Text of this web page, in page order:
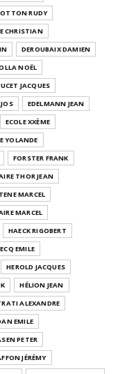
RUDY
CHRISTIAN
DEROUBAIX DAMIEN
NOËL
JACQUES
EDELMANN JEAN
ECOLE XXÈME
YOLANDE
FORSTER FRANK
THOR JEAN
MARCEL
MARCEL
HAECK RIGOBERT
EMILE
HEROLD JACQUES
HÉLION JEAN
ALEXANDRE
EMILE
PETER
JÉRÉMY